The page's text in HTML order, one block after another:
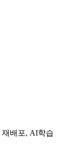
배포, AI학습